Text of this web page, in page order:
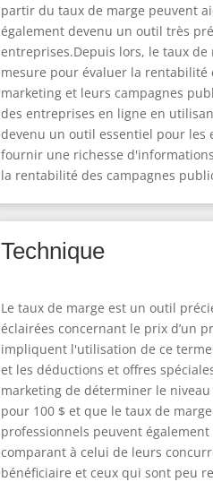
partir du taux de marge peuvent
également devenu un outil très
entreprises.Depuis lors, le taux
mesure pour évaluer la
marketing et leurs campagnes
des entreprises en ligne en
devenu un outil essentiel pour les
fournir une richesse
la rentabilité des campagnes
Technique
Le taux de marge est un outil
éclairées concernant le prix d’un
impliquent l'utilisation de ce
et les déductions et offres
marketing de déterminer le
pour 100 $ et que le taux de
professionnels peuvent
comparant à celui de leurs
bénéficiaire et ceux qui sont peu